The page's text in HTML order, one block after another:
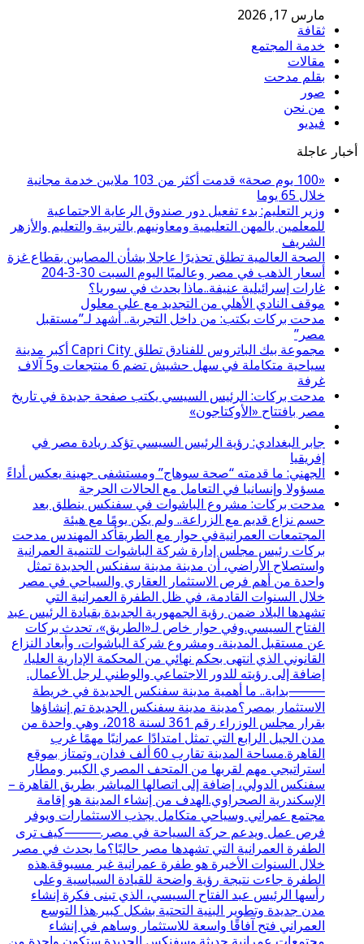
مارس 17, 2026
ثقافة
خدمة المجتمع
مقالات
بقلم مدحت
صور
من نحن
فيديو
أخبار عاجلة
«100 يوم صحة» قدمت أكثر من 103 ملايين خدمة مجانية
خلال 65 يوما
وزير التعليم: بدء تفعيل دور صندوق الرعاية الاجتماعية
للمعلمين بالمهن التعليمية ومعاونيهم بالتربية والتعليم والأزهر
الشريف
الصحة العالمية تطلق تحذيرًا عاجلا بشأن المصابين بقطاع غزة
أسعار الذهب في مصر وعالميًا اليوم السبت 30-3-204
غارات إسرائيلية عنيفة..ماذا يحدث في سوريا؟
موقف النادي الأهلي من التجديد مع علي معلول
مدحت بركات يكتب: من داخل التجربة.. أشهد لـ”مستقبل
مصر”
مجموعة بيك الباتروس للفنادق تطلق Capri City أكبر مدينة
سياحية متكاملة في سهل حشيش تضم 6 منتجعات و5 آلاف
غرفة
مدحت بركات: الرئيس السيسي يكتب صفحة جديدة في تاريخ
مصر بافتتاح «الأوكتاجون»
جابر البغدادي: رؤية الرئيس السيسي تؤكد ريادة مصر في
إفريقيا
الجهني: ما قدمته “صحة سوهاج” ومستشفى جهينة يعكس أداءً
مسؤولا وإنسانيا في التعامل مع الحالات الحرجة
مدحت بركات: مشروع الباشوات في سفنكس ينطلق بعد
حسم نزاع قديم مع الزراعة.. ولم يكن يومًا مع هيئة
المجتمعات العمرانيةفي حوار مع الطريقأكد المهندس مدحت
بركات رئيس مجلس إدارة شركة الباشوات للتنمية العمرانية
واستصلاح الأراضي، أن مدينة مدينة سفنكس الجديدة تمثل
واحدة من أهم فرص الاستثمار العقاري والسياحي في مصر
خلال السنوات القادمة، في ظل الطفرة العمرانية التي
تشهدها البلاد ضمن رؤية الجمهورية الجديدة بقيادة الرئيس عبد
الفتاح السيسي.وفي حوار خاص لـ«الطريق»، تحدث بركات
عن مستقبل المدينة، ومشروع شركة الباشوات، وأبعاد النزاع
القانوني الذي انتهى بحكم نهائي من المحكمة الإدارية العليا،
إضافة إلى رؤيته للدور الاجتماعي والوطني لرجل الأعمال.
⸻بداية.. ما أهمية مدينة سفنكس الجديدة في خريطة
الاستثمار بمصر؟مدينة مدينة سفنكس الجديدة تم إنشاؤها
بقرار مجلس الوزراء رقم 361 لسنة 2018، وهي واحدة من
مدن الجيل الرابع التي تمثل امتدادًا عمرانيًا مهمًا غرب
القاهرة.مساحة المدينة تقارب 60 ألف فدان، وتمتاز بموقع
استراتيجي مهم لقربها من المتحف المصري الكبير ومطار
سفنكس الدولي، إضافة إلى اتصالها المباشر بطريق القاهرة –
الإسكندرية الصحراوي.الهدف من إنشاء المدينة هو إقامة
مجتمع عمراني وسياحي متكامل يجذب الاستثمارات ويوفر
فرص عمل ويدعم حركة السياحة في مصر.⸻كيف ترى
الطفرة العمرانية التي تشهدها مصر حاليًا؟ما يحدث في مصر
خلال السنوات الأخيرة هو طفرة عمرانية غير مسبوقة.هذه
الطفرة جاءت نتيجة رؤية واضحة للقيادة السياسية وعلى
رأسها الرئيس عبد الفتاح السيسي، الذي تبنى فكرة إنشاء
مدن جديدة وتطوير البنية التحتية بشكل كبير.هذا التوسع
العمراني فتح آفاقًا واسعة للاستثمار وساهم في إنشاء